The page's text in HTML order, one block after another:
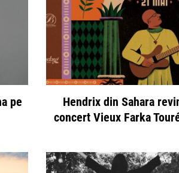
pe
Hendrix din Sahara
concert Vieux Farka